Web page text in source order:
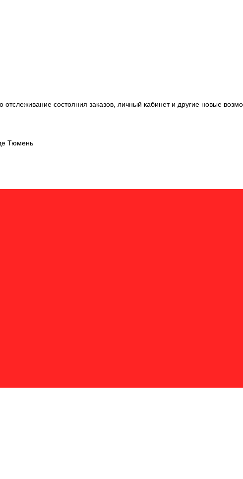
отслеживание состояния заказов, личный кабинет и другие новые
Тюмень